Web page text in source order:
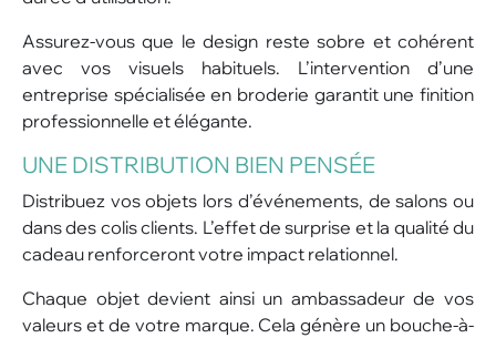
Assurez-vous que le design reste sobre et cohérent
avec vos visuels habituels. L’intervention d’une
entreprise spécialisée en broderie garantit une finition
professionnelle et élégante.
UNE DISTRIBUTION BIEN PENSÉE
Distribuez vos objets lors d’événements, de salons ou
dans des colis clients. L’effet de surprise et la qualité du
cadeau renforceront votre impact relationnel.
Chaque objet devient ainsi un ambassadeur de vos
valeurs et de votre marque. Cela génère un bouche-à-